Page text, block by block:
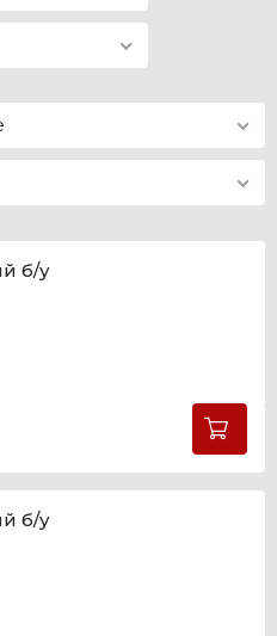
б/у
б/у